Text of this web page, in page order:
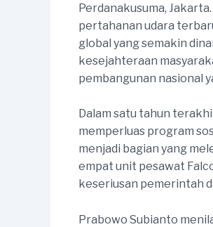
Perdanakusuma,
pertahanan udara
global yang semakin
kesejahteraan
pembangunan nasional
Dalam satu tahun
memperluas program
menjadi bagian yang
empat unit pesawat
keseriusan pemerintah
Prabowo Subianto